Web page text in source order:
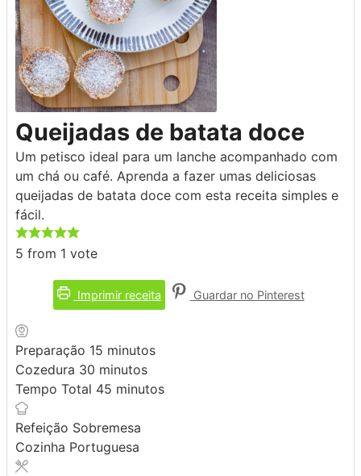
Queijadas de batata doce
Um petisco ideal para um lanche acompanhado com
um chá ou café. Aprenda a fazer umas deliciosas
queijadas de batata doce com esta receita simples e
fácil.
5 from 1 vote
Imprimir receita Guardar no Pinterest
Preparação 15 minutos
minutos
Cozedura 30 minutos
minutos
Tempo Total 45 minutos
minutos
Refeição Sobremesa
Cozinha Portuguesa